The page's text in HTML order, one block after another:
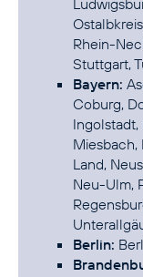
Rhein-
Stuttgart,
Bayern:
Coburg,
Miesbach,
Land,
Neu-Ulm,
Berlin: